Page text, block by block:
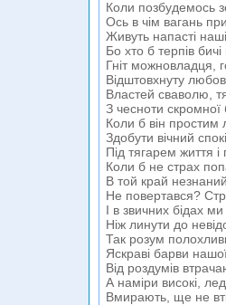
Коли позбудемось
Ось в чім вагань
Живуть напасті наші
Бо хто б терпів
Гніт можновладця,
Відштовхнуту
Властей сваволю,
З чесноти
Коли б він простим
Здобути вічний
Під тягарем життя і
Коли б не страх
В той край
Не повертався?
І в звичних бідах
Ніж линути до
Так розум
Яскраві барви
Від роздумів
А наміри високі,
Вмирають, ще не